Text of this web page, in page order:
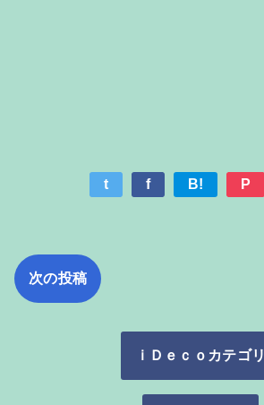
t f B! P
次の投稿
ｉＤｅｃｏカテゴリ